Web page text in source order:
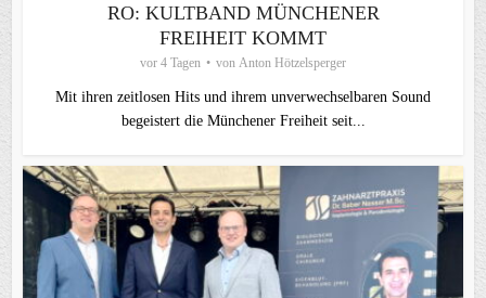
RO: KULTBAND MÜNCHENER
FREIHEIT KOMMT
vor 4 Tagen von Anton Hötzelsperger
Mit ihren zeitlosen Hits und ihrem unverwechselbaren Sound
begeistert die Münchener Freiheit seit...